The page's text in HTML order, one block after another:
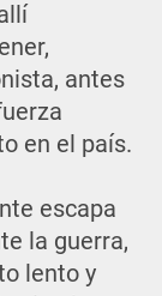
antes
en el país.
escapa
la guerra,
lento y